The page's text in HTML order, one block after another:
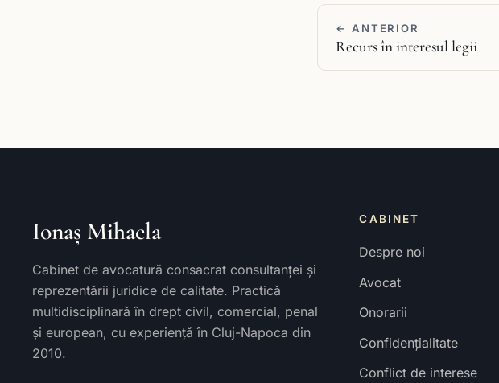
← ANTERIOR
Recurs în interesul legii
Ionaș Mihaela
Cabinet de avocatură consacrat consultanței și
reprezentării juridice de calitate. Practică
multidisciplinară în drept civil, comercial, penal
și european, cu experiență în Cluj-Napoca din
2010.
CABINET
Despre noi
Avocat
Onorarii
Confidențialitate
Conflict de interese